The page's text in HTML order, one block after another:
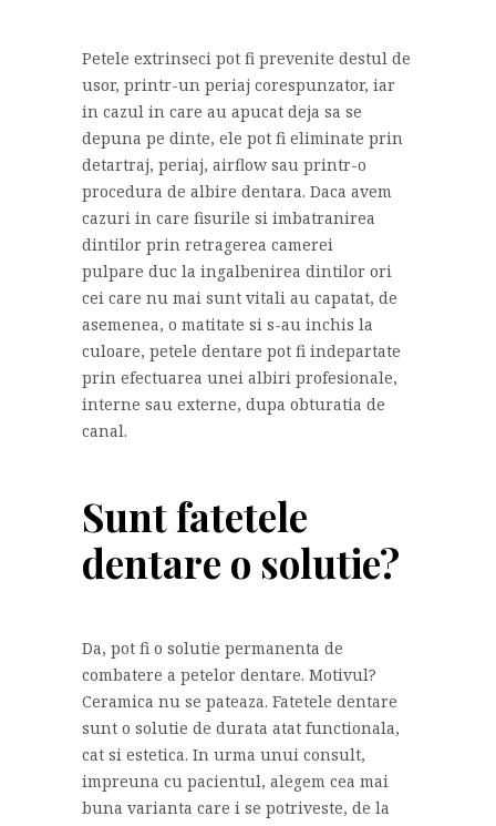
Petele extrinseci pot fi prevenite destul de
usor, printr-un periaj corespunzator, iar
in cazul in care au apucat deja sa se
depuna pe dinte, ele pot fi eliminate prin
detartraj, periaj, airflow sau printr-o
procedura de albire dentara. Daca avem
cazuri in care fisurile si imbatranirea
dintilor prin retragerea camerei
pulpare duc la ingalbenirea dintilor ori
cei care nu mai sunt vitali au capatat, de
asemenea, o matitate si s-au inchis la
culoare, petele dentare pot fi indepartate
prin efectuarea unei albiri profesionale,
interne sau externe, dupa obturatia de
canal.
Sunt fatetele
dentare o solutie?
Da, pot fi o solutie permanenta de
combatere a petelor dentare. Motivul?
Ceramica nu se pateaza. Fatetele dentare
sunt o solutie de durata atat functionala,
cat si estetica. In urma unui consult,
impreuna cu pacientul, alegem cea mai
buna varianta care i se potriveste, de la